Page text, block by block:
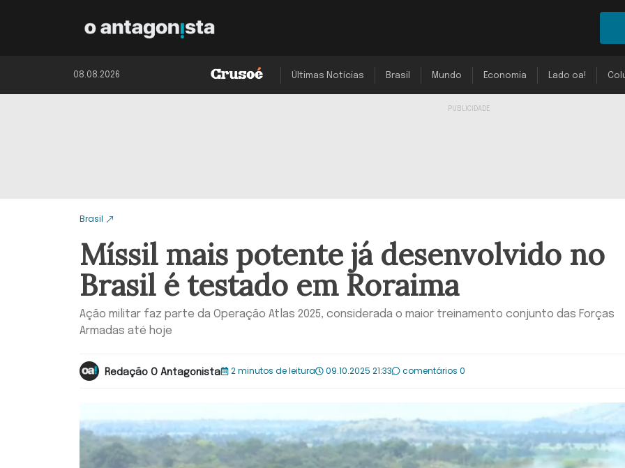
08.08.2026 Últimas Notícias Brasil Mundo Economia Lado oa!
Brasil
Míssil mais potente já desenvolvido no
Brasil é testado em Roraima
Ação militar faz parte da Operação Atlas 2025, considerada o maior treinamento conjunto das Forças
Armadas até hoje
Redação O Antagonista 2 minutos de leitura 09.10.2025 21:33 comentários 0